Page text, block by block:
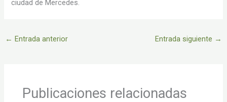
ciudad de Mercedes.
← Entrada anterior Entrada siguiente →
Publicaciones relacionadas